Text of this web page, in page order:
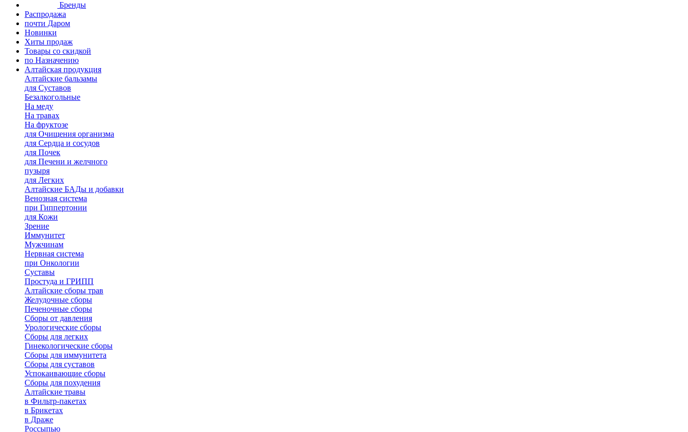
Бренды
Распродажа
почти Даром
Новинки
Хиты продаж
Товары со скидкой
по Назначению
Алтайская продукция
Алтайские бальзамы
для Суставов
Безалкогольные
На меду
На травах
На фруктозе
для Очищения организма
для Сердца и сосудов
для Почек
для Печени и желчного
пузыря
для Легких
Алтайские БАДы и добавки
Венозная система
при Гиппертонии
для Кожи
Зрение
Иммунитет
Мужчинам
Нервная система
при Онкологии
Суставы
Простуда и ГРИПП
Алтайские сборы трав
Желудочные сборы
Печеночные сборы
Сборы от давления
Урологические сборы
Сборы для легких
Гинекологические сборы
Сборы для иммунитета
Сборы для суставов
Успокаивающие сборы
Сборы для похудения
Алтайские травы
в Фильтр-пакетах
в Брикетах
в Драже
Россыпью